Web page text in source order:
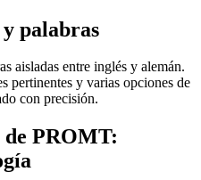
palabras
aisladas entre inglés y alemán.
pertinentes y varias opciones de
con precisión.
PROMT: